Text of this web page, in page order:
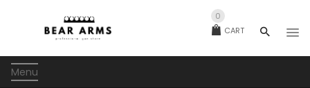
CART
0
Menu